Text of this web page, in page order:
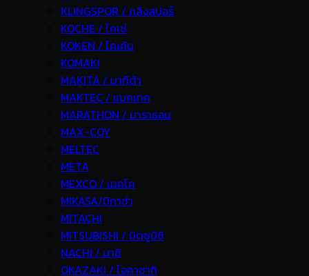
KLINGSPOR / คลิงสปอร์
KOCHE / โคเช่
KOKEN / โคเค้น
KOMAKI
MAKITA / มากีต้า
MAKTEC / แมคเทค
MARATHON / มาราธอน
MAX-COY
MELTEC
META
MEXCO / เมคโค
MIKASA/มิกาซ่า
MITACHI
MITSUBISHI / มิตซูบิชิ
NACHI / นาชิ
OKAZAKI / โอคาซากิ